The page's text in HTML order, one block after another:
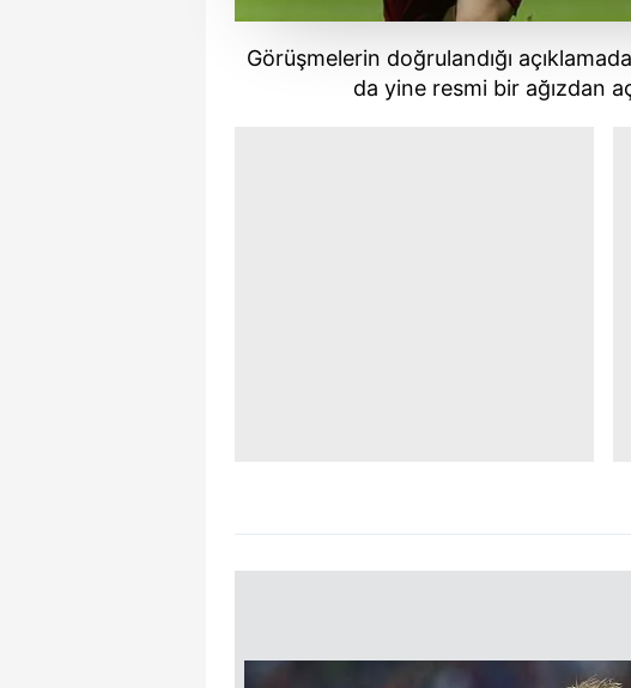
Sizlere daha iyi bir hizmet sunabilmek
amacıyla kullanılmaktadır. Diğer
reklam/pazarlama faaliyetlerinin
Görüşmelerin doğrulandığı
da yine resmi bir ağızdan